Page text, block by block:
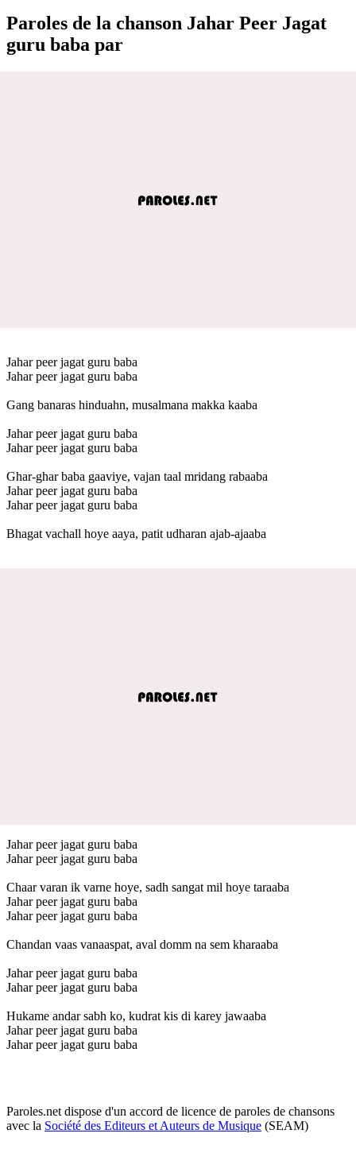
Paroles de la chanson Jahar Peer Jagat
guru baba par
Jahar peer jagat guru baba
Jahar peer jagat guru baba
Gang banaras hinduahn, musalmana makka kaaba
Jahar peer jagat guru baba
Jahar peer jagat guru baba
Ghar-ghar baba gaaviye, vajan taal mridang rabaaba
Jahar peer jagat guru baba
Jahar peer jagat guru baba
Bhagat vachall hoye aaya, patit udharan ajab-ajaaba
Jahar peer jagat guru baba
Jahar peer jagat guru baba
Chaar varan ik varne hoye, sadh sangat mil hoye taraaba
Jahar peer jagat guru baba
Jahar peer jagat guru baba
Chandan vaas vanaaspat, aval domm na sem kharaaba
Jahar peer jagat guru baba
Jahar peer jagat guru baba
Hukame andar sabh ko, kudrat kis di karey jawaaba
Jahar peer jagat guru baba
Jahar peer jagat guru baba
Paroles.net dispose d'un accord de licence de paroles de chansons
avec la Société des Editeurs et Auteurs de Musique (SEAM)